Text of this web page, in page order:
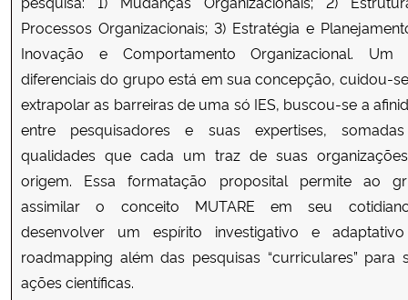
Ministério do Meio Ambiente
Ministério do Turismo
Ministério do Desenvolvimento Regional
Controladoria-Geral da União
Ministério da Mulher, da Família e dos Direitos Humanos
Secretaria-Geral
Processos Organizacionais; 3) Estratégia e
Inovação e Comportamento Organizacional. Um
diferenciais do grupo está em sua concepção, cuidou-
extrapolar as barreiras de uma só IES, buscou-se a
entre pesquisadores e suas expertises,
qualidades que cada um traz de suas
origem. Essa formatação proposital permite ao
assimilar o conceito MUTARE em seu
desenvolver um espírito investigativo e
roadmapping além das pesquisas “curriculares” para
ações científicas.